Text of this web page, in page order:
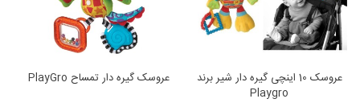
عروسک 10 اینچی گیره دار شیر برند
Playgro
عروسک گیره دار تمساح PlayGro